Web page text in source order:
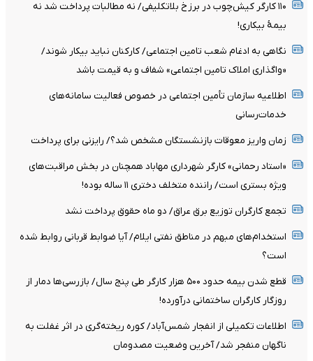
۱۱۰ کارگر کیش‌چوب در برزخ بلاتکلیفی/ نه مطالبات پرداخت شد نه
بیمۀ بیکاری!
نگاهی به ادغام شعب تامین اجتماعی/ کارکنان نباید بیکار شوند/
«واگذاری املاک تامین اجتماعی» شفاف و به قیمت باشد
اطلاعیه سازمان تأمین اجتماعی در خصوص فعالیت سامانه‌های
خدمات‌رسانی
زمان واریز معوقات بازنشستگان مشخص شد؟/ رایزنی برای پرداخت
«استاد رحمانی» کارگر شهرداری مهاباد همچنان در بخش مراقبت‌های
ویژه بستری است/ راننده متخلف دختری ۱۱ ساله بوده!
تجمع کارگران توزیع برق عراق/ دو ماه حقوق پرداخت نشد
استخدام‌های مبهم در مناطق نفتی ایلام/ آیا ضوابط قربانی روابط شده
است؟
قطع شدن بیمه حدود ۵۰۰ هزار کارگر طی پنج سال/ بازرسی‌ها دمار از
روزگار کارگران ساختمانی درآورده!
اطلاعات تکمیلی از انفجار شمس‌آباد/ کوره ریخته‌گری در اثر غفلت به
ناگهان منفجر شد/ آخرین وضعیت مصدومان